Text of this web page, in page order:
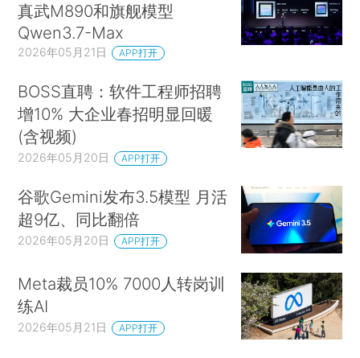
真武M890和旗舰模型
Qwen3.7-Max
2026年05月21日 APP打开
BOSS直聘：软件工程师招聘
增10% 大企业春招明显回暖
(含视频)
2026年05月20日 APP打开
谷歌Gemini发布3.5模型 月活
超9亿、同比翻倍
2026年05月20日 APP打开
Meta裁员10% 7000人转岗训
练AI
2026年05月21日 APP打开